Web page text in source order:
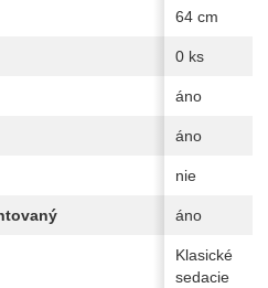
64 cm
0 ks
áno
áno
nie
áno
Klasické
sedacie